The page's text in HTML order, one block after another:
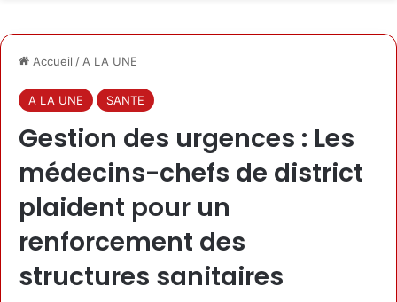
Accueil / A LA UNE
A LA UNE SANTE
Gestion des urgences : Les
médecins-chefs de district
plaident pour un
renforcement des
structures sanitaires